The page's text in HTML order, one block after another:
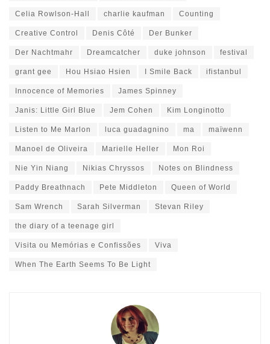
Celia Rowlson-Hall charlie kaufman Counting
Creative Control Denis Côté Der Bunker
Der Nachtmahr Dreamcatcher duke johnson festival
grant gee Hou Hsiao Hsien I Smile Back ifistanbul
Innocence of Memories James Spinney
Janis: Little Girl Blue Jem Cohen Kim Longinotto
Listen to Me Marlon luca guadagnino ma maïwenn
Manoel de Oliveira Marielle Heller Mon Roi
Nie Yin Niang Nikias Chryssos Notes on Blindness
Paddy Breathnach Pete Middleton Queen of World
Sam Wrench Sarah Silverman Stevan Riley
the diary of a teenage girl
Visita ou Memórias e Confissões Viva
When The Earth Seems To Be Light